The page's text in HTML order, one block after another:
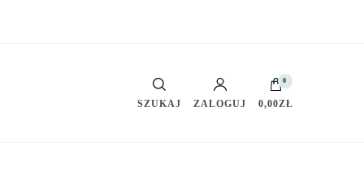
SZUKAJ ZALOGUJ
0
0,00ZŁ